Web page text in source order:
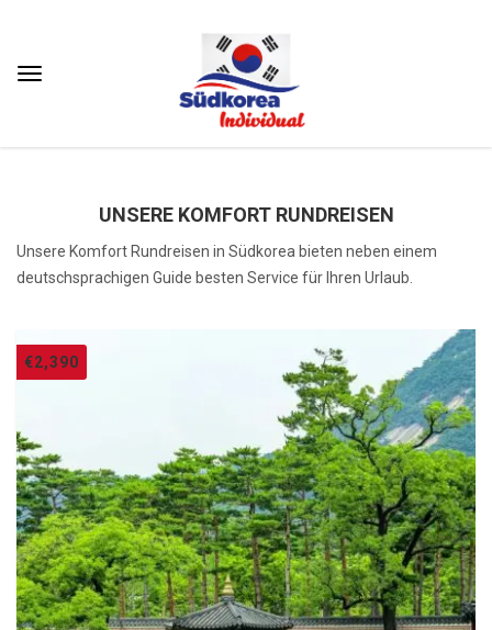
UNSERE KOMFORT RUNDREISEN
Unsere Komfort Rundreisen in Südkorea bieten neben einem
deutschsprachigen Guide besten Service für Ihren Urlaub.
€2,390